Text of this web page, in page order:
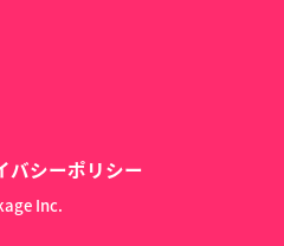
バシーポリシー
Inc.